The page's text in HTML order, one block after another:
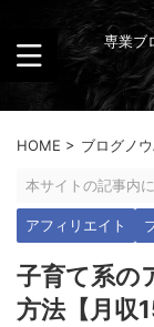
専業ブ
HOME > ブログノ
本サイトの記事内
アフィリエイト
子育て系の
方法【月収